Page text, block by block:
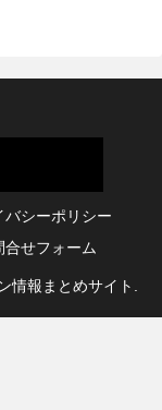
バシーポリシー
合せフォーム
情報まとめサイト.